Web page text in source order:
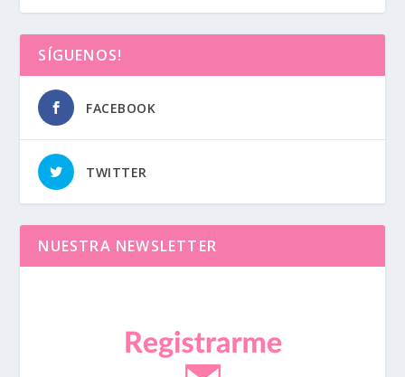
SÍGUENOS!
FACEBOOK
TWITTER
NUESTRA NEWSLETTER